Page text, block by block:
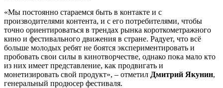
«Мы постоянно стараемся быть в контакте и с
производителями контента, и с его потребителями, чтобы
точно ориентироваться в трендах рынка короткометражного
кино и фестивального движения в стране. Радует, что всё
больше молодых ребят не боятся экспериментировать и
пробовать свои силы в кинотворчестве, однако пока мало кто
из них имеет представление, как продвигать и
монетизировать свой продукт», – отметил Дмитрий Якунин,
генеральный продюсер фестиваля.